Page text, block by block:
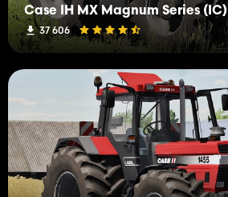
Case IH MX Magnum Series (IC)
37 606